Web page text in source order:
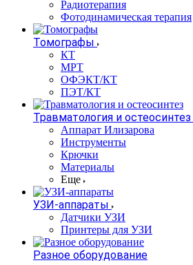
Радиотерапия
Фотодинамическая терапия
Томографы
КТ
МРТ
ОФЭКТ/КТ
ПЭТ/КТ
Травматология и остеосинтез
Аппарат Илизарова
Инструменты
Крючки
Материалы
Еще
УЗИ-аппараты
Датчики УЗИ
Принтеры для УЗИ
Разное оборудование